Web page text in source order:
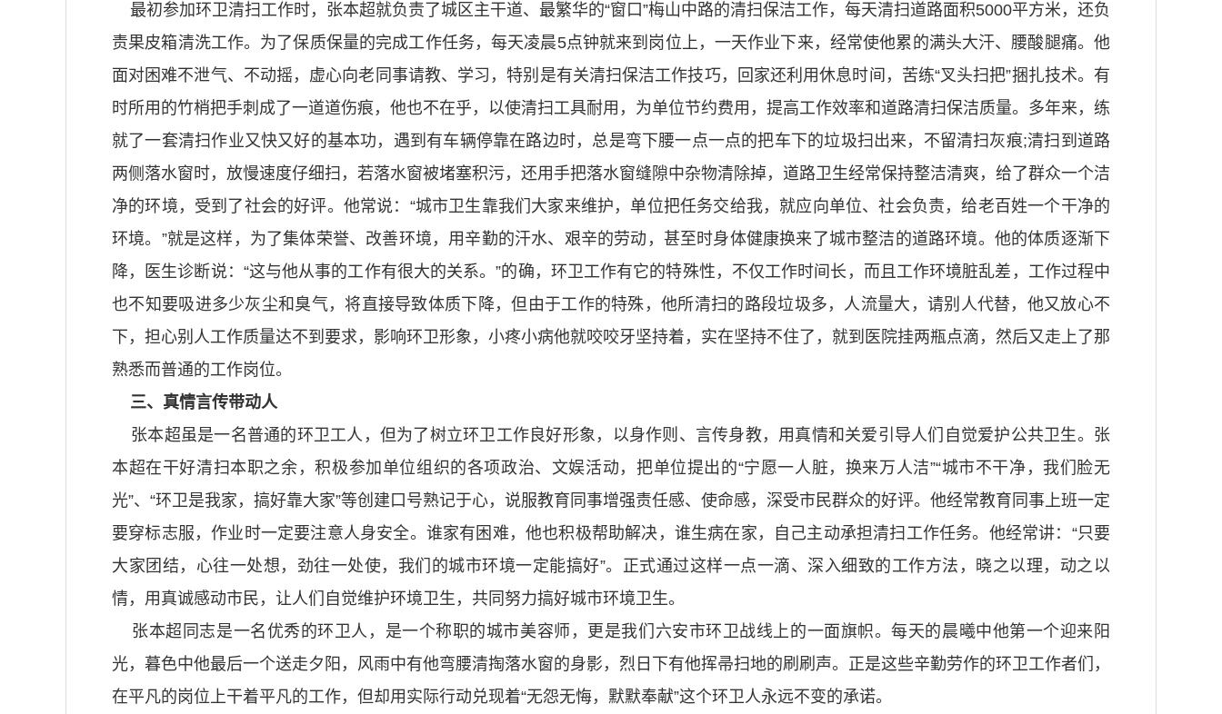
最初参加环卫清扫工作时，张本超就负责了城区主干道、最繁华的“窗口”梅山中路的清扫保洁工作，每天清扫道路面积5000平方米，还负
责果皮箱清洗工作。为了保质保量的完成工作任务，每天凌晨5点钟就来到岗位上，一天作业下来，经常使他累的满头大汗、腰酸腿痛。他
面对困难不泄气、不动摇，虚心向老同事请教、学习，特别是有关清扫保洁工作技巧，回家还利用休息时间，苦练“叉头扫把”捆扎技术。有
时所用的竹梢把手刺成了一道道伤痕，他也不在乎，以使清扫工具耐用，为单位节约费用，提高工作效率和道路清扫保洁质量。多年来，练
就了一套清扫作业又快又好的基本功，遇到有车辆停靠在路边时，总是弯下腰一点一点的把车下的垃圾扫出来，不留清扫灰痕;清扫到道路
两侧落水窗时，放慢速度仔细扫，若落水窗被堵塞积污，还用手把落水窗缝隙中杂物清除掉，道路卫生经常保持整洁清爽，给了群众一个洁
净的环境，受到了社会的好评。他常说：“城市卫生靠我们大家来维护，单位把任务交给我，就应向单位、社会负责，给老百姓一个干净的
环境。”就是这样，为了集体荣誉、改善环境，用辛勤的汗水、艰辛的劳动，甚至时身体健康换来了城市整洁的道路环境。他的体质逐渐下
降，医生诊断说：“这与他从事的工作有很大的关系。”的确，环卫工作有它的特殊性，不仅工作时间长，而且工作环境脏乱差，工作过程中
也不知要吸进多少灰尘和臭气，将直接导致体质下降，但由于工作的特殊，他所清扫的路段垃圾多，人流量大，请别人代替，他又放心不
下，担心别人工作质量达不到要求，影响环卫形象，小疼小病他就咬咬牙坚持着，实在坚持不住了，就到医院挂两瓶点滴，然后又走上了那
熟悉而普通的工作岗位。
三、真情言传带动人
张本超虽是一名普通的环卫工人，但为了树立环卫工作良好形象，以身作则、言传身教，用真情和关爱引导人们自觉爱护公共卫生。张
本超在干好清扫本职之余，积极参加单位组织的各项政治、文娱活动，把单位提出的“宁愿一人脏，换来万人洁”“城市不干净，我们脸无
光”、“环卫是我家，搞好靠大家”等创建口号熟记于心，说服教育同事增强责任感、使命感，深受市民群众的好评。他经常教育同事上班一定
要穿标志服，作业时一定要注意人身安全。谁家有困难，他也积极帮助解决，谁生病在家，自己主动承担清扫工作任务。他经常讲：“只要
大家团结，心往一处想，劲往一处使，我们的城市环境一定能搞好”。正式通过这样一点一滴、深入细致的工作方法，晓之以理，动之以
情，用真诚感动市民，让人们自觉维护环境卫生，共同努力搞好城市环境卫生。
张本超同志是一名优秀的环卫人，是一个称职的城市美容师，更是我们六安市环卫战线上的一面旗帜。每天的晨曦中他第一个迎来阳
光，暮色中他最后一个送走夕阳，风雨中有他弯腰清掏落水窗的身影，烈日下有他挥帚扫地的刷刷声。正是这些辛勤劳作的环卫工作者们，
在平凡的岗位上干着平凡的工作，但却用实际行动兑现着“无怨无悔，默默奉献”这个环卫人永远不变的承诺。